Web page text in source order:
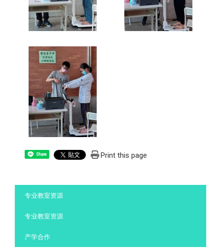
Share Print this page
专业教室资源
专业教室资源
产学合作